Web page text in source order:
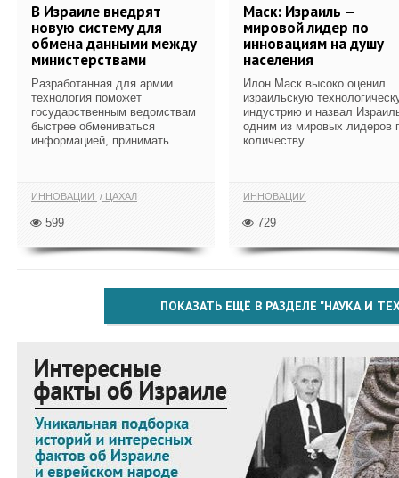
В Израиле внедрят
новую систему для
обмена данными между
министерствами
Разработанная для армии
технология поможет
государственным ведомствам
быстрее обмениваться
информацией, принимать...
ИННОВАЦИИ ЦАХАЛ
599
Маск: Израиль —
мировой лидер по
инновациям на душу
населения
Илон Маск высоко оценил
израильскую
индустрию и назвал
одним из мировых лидеров
количеству...
ИННОВАЦИИ
729
ПОКАЗАТЬ ЕЩЁ В РАЗДЕЛЕ "НАУКА И